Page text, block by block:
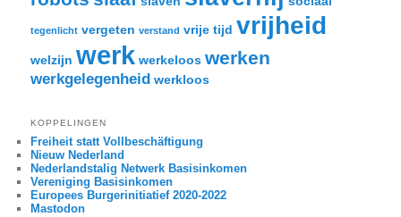
tegenlicht vergeten verstand vrije tijd vrijheid
welzijn werk werkeloos werken
werkgelegenheid werkloos
KOPPELINGEN
Freiheit statt Vollbeschäftigung
Nieuw Nederland
Nederlandstalig Netwerk Basisinkomen
Vereniging Basisinkomen
Europees Burgerinitiatief 2020-2022
Mastodon